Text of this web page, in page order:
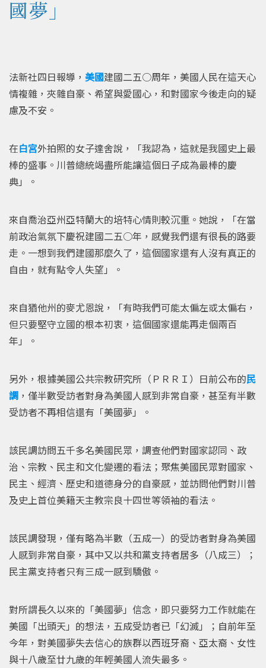
國夢」
法新社四日報導， 美國建國二五○周年，美國人民在這天心
情複雜，夾雜自豪、希望與愛國心，和對國家今後走向的疑
慮及不安。
在白宮外拍照的女子達舍說，「我認為，這就是我國史上最
棒的盛事。川普總統竭盡所能讓這個日子成為最棒的慶
典」。
來自喬治亞州亞特蘭大的培特心情則較沉重。她說，「在當
前政治氣氛下慶祝建國二五○年，感覺我們還有很長的路要
走。一想到我們建國那麼久了，這個國家還有人沒有真正的
自由，就有點令人失望」。
來自猶他州的麥尤恩說，「有時我們可能太偏左或太偏右，
但只要堅守立國的根本初衷，這個國家還能再走個兩百
年」。
另外，根據美國公共宗教研究所（ＰＲＲＩ）日前公布的民
調 ，僅半數受訪者對身為美國人感到非常自豪，甚至有半數
受訪者不再相信還有「美國夢」。
該民調訪問五千多名美國民眾，調查他們對國家認同、政
治、宗教、民主和文化變遷的看法；聚焦美國民眾對國家、
民主、經濟、歷史和道德身分的自豪感，並訪問他們對川普
及史上首位美籍天主教宗良十四世等領袖的看法。
該民調發現，僅有略為半數（五成一）的受訪者對身為美國
人感到非常自豪，其中又以共和黨支持者居多（八成三）；
民主黨支持者只有三成一感到驕傲。
對所謂長久以來的「美國夢」信念，即只要努力工作就能在
美國「出頭天」的想法，五成受訪者已「幻滅」；自前年至
今年，對美國夢失去信心的族群以西班牙裔、亞太裔、女性
與十八歲至廿九歲的年輕美國人流失最多。